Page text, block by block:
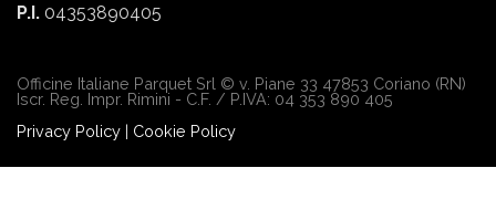
P.I. 04353890405
Officine Italiane Parquet Srl © v. Piane 33 47853 Coriano (RN)
Iscr. Reg. Impr. Rimini - C.F. / P.IVA: 04 353 890 405
Privacy Policy | Cookie Policy